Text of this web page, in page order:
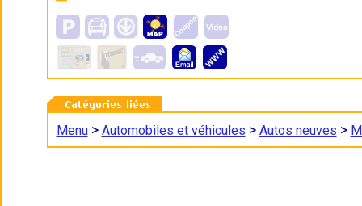
Menu> Automobiles et véhicules > Autos neuves >